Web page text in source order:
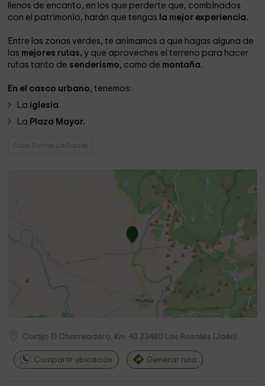
llenos de encanto, en los que perderte que, combinados
con el patrimonio, harán que tengas la mejor experiencia.
Entre las zonas verdes, te animamos a que hagas alguna de
las mejores rutas, y que aproveches el terreno para hacer
rutas tanto de senderismo, como de montaña.
En el casco urbano, tenemos:
La iglesia.
La Plaza Mayor.
Casas Rurales Los Rosales
Cortijo El Chorreadero, Km. 43 23480 Los Rosales (Jaén)
Compartir ubicación Generar ruta